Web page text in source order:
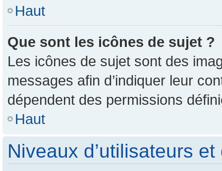
Haut
Que sont les icônes de sujet ?
Les icônes de sujet sont des
messages afin d’indiquer leur
dépendent des permissions
Haut
Niveaux d’utilisateurs